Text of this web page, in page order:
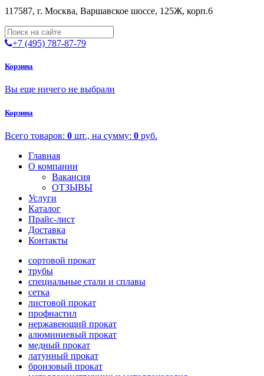
117587, г. Москва, Варшавское шоссе, 125Ж, корп.6
+7 (495) 787-87-79
Корзина
Вы еще ничего не выбрали
Корзина
Всего товаров: 0 шт., на сумму: 0 руб.
Главная
О компании
Вакансия
ОТЗЫВЫ
Услуги
Каталог
Прайс-лист
Доставка
Контакты
сортовой прокат
трубы
специальные стали и сплавы
сетка
листовой прокат
профнастил
нержавеющий прокат
алюминиевый прокат
медный прокат
латунный прокат
бронзовый прокат